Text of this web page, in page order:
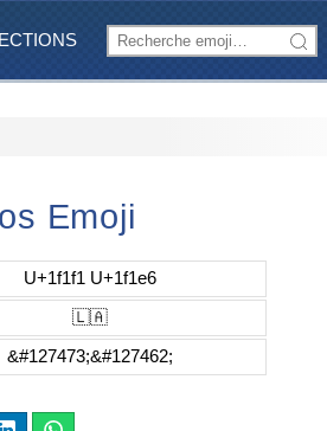
Emoji
U+1f1f1 U+1f1e6
🇱🇦
&#127473;&#127462;